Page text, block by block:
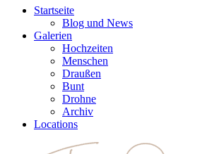
Startseite
Blog und News
Galerien
Hochzeiten
Menschen
Draußen
Bunt
Drohne
Archiv
Locations